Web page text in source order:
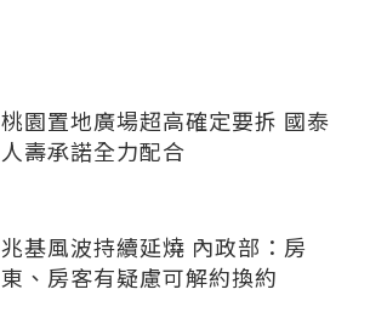
桃園置地廣場超高確定要拆 國泰
人壽承諾全力配合
兆基風波持續延燒 內政部：房
東、房客有疑慮可解約換約